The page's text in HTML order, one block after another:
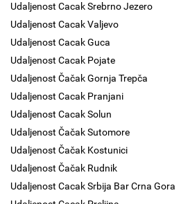
Udaljenost Cacak Srebrno Jezero
Udaljenost Cacak Valjevo
Udaljenost Cacak Guca
Udaljenost Cacak Pojate
Udaljenost Čačak Gornja Trepča
Udaljenost Cacak Pranjani
Udaljenost Cacak Solun
Udaljenost Čačak Sutomore
Udaljenost Čačak Kostunici
Udaljenost Čačak Rudnik
Udaljenost Cacak Srbija Bar Crna Gora